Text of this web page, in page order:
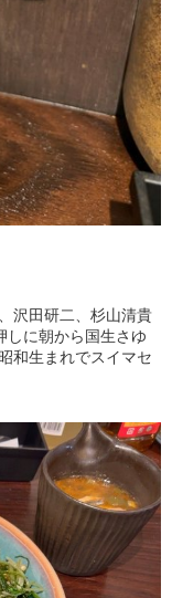
沢田研二、杉山清貴
しに朝から国生さゆ
和生まれでスイマセ